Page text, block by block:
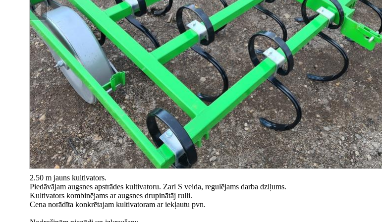
2.50 m jauns kultivators.
Piedāvājam augsnes apstrādes kultivatoru. Zari S veida, regulējams darba dziļums.
Kultivators kombinējams ar augsnes drupinātāj rulli.
Cena norādīta konkrētajam kultivatoram ar iekļautu pvn.